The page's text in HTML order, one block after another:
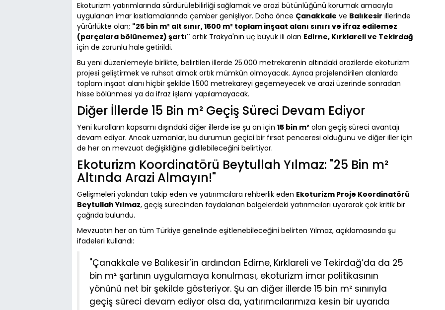
Ekoturizm yatırımlarında sürdürülebilirliği sağlamak ve arazi bütünlüğünü korumak amacıyla
uygulanan imar kısıtlamalarında çember genişliyor. Daha önce Çanakkale ve Balıkesir illerinde
yürürlükte olan; "25 bin m² alt sınır, 1500 m² toplam inşaat alanı sınırı ve ifraz edilemez
(parçalara bölünemez) şartı" artık Trakya'nın üç büyük ili olan Edirne, Kırklareli ve Tekirdağ
için de zorunlu hale getirildi.
Bu yeni düzenlemeyle birlikte, belirtilen illerde 25.000 metrekarenin altındaki arazilerde ekoturizm
projesi geliştirmek ve ruhsat almak artık mümkün olmayacak. Ayrıca projelendirilen alanlarda
toplam inşaat alanı hiçbir şekilde 1.500 metrekareyi geçemeyecek ve arazi üzerinde sonradan
hisse bölünmesi ya da ifraz işlemi yapılamayacak.
Diğer İllerde 15 Bin m² Geçiş Süreci Devam Ediyor
Yeni kuralların kapsamı dışındaki diğer illerde ise şu an için 15 bin m² olan geçiş süreci avantajı
devam ediyor. Ancak uzmanlar, bu durumun geçici bir fırsat penceresi olduğunu ve diğer iller için
de her an mevzuat değişikliğine gidilebileceğini belirtiyor.
Ekoturizm Koordinatörü Beytullah Yılmaz: "25 Bin m²
Altında Arazi Almayın!"
Gelişmeleri yakından takip eden ve yatırımcılara rehberlik eden Ekoturizm Proje Koordinatörü
Beytullah Yılmaz, geçiş sürecinden faydalanan bölgelerdeki yatırımcıları uyararak çok kritik bir
çağrıda bulundu.
Mevzuatın her an tüm Türkiye genelinde eşitlenebileceğini belirten Yılmaz, açıklamasında şu
ifadeleri kullandı:
"Çanakkale ve Balıkesir’in ardından Edirne, Kırklareli ve Tekirdağ’da da 25
bin m² şartının uygulamaya konulması, ekoturizm imar politikasının
yönünü net bir şekilde gösteriyor. Şu an diğer illerde 15 bin m² sınırıyla
geçiş süreci devam ediyor olsa da, yatırımcılarımıza kesin bir uyarıda